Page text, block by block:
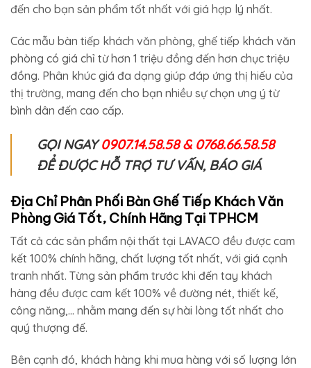
đến cho bạn sản phẩm tốt nhất với giá hợp lý nhất.
Các mẫu bàn tiếp khách văn phòng, ghế tiếp khách văn
phòng có giá chỉ từ hơn 1 triệu đồng đến hơn chục triệu
đồng. Phân khúc giá đa dạng giúp đáp ứng thị hiếu của
thị trường, mang đến cho bạn nhiều sự chọn ưng ý từ
bình dân đến cao cấp.
GỌI NGAY0907.14.58.58 & 0768.66.58.58
ĐỂ ĐƯỢC HỖ TRỢ TƯ VẤN, BÁO GIÁ
Địa Chỉ Phân Phối Bàn Ghế Tiếp Khách Văn
Phòng Giá Tốt, Chính Hãng Tại TPHCM
Tất cả các sản phẩm nội thất tại LAVACO đều được cam
kết 100% chính hãng, chất lượng tốt nhất, với giá cạnh
tranh nhất. Từng sản phẩm trước khi đến tay khách
hàng đều được cam kết 100% về đường nét, thiết kế,
công năng,… nhằm mang đến sự hài lòng tốt nhất cho
quý thượng đế.
Bên cạnh đó, khách hàng khi mua hàng với số lượng lớn